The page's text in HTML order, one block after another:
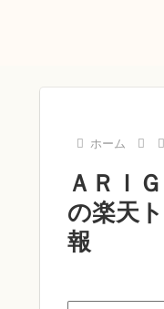
ホーム
ＡＲＩ
の楽天
報